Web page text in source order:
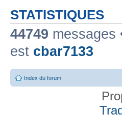
STATISTIQUES
44749 messages
est cbar7133
Index du forum